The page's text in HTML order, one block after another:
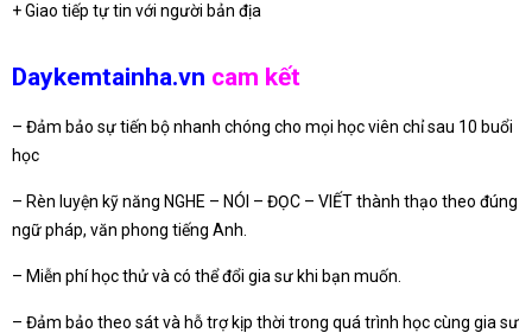
+ Giao tiếp tự tin với người bản địa
Daykemtainha.vn cam kết
– Đảm bảo sự tiến bộ nhanh chóng cho mọi học viên chỉ sau 10 buổi
học
– Rèn luyện kỹ năng NGHE – NÓI – ĐỌC – VIẾT thành thạo theo đúng
ngữ pháp, văn phong tiếng Anh.
– Miễn phí học thử và có thể đổi gia sư khi bạn muốn.
– Đảm bảo theo sát và hỗ trợ kịp thời trong quá trình học cùng gia sư